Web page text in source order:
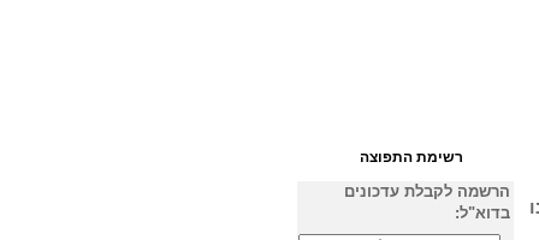
רשימת התפוצה
הרשמה לקבלת עדכונים
בדוא"ל: